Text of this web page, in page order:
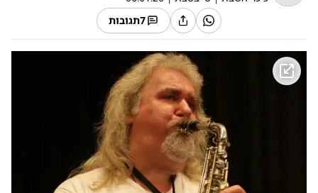
7תגובות